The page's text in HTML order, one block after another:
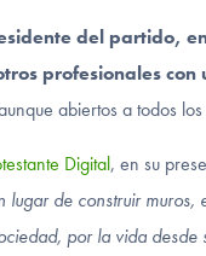
del partido,
profesionales
abiertos a todos
Digital, en su
lugar de construir
por la vida